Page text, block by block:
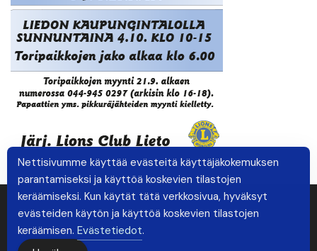
Nettisivumme käyttää evästeitä käyttäjäkokemuksen
parantamiseksi ja käyttöä koskevien tilastojen
keräämiseksi. Kun käytät tätä verkkosivua, hyväksyt
evästeiden käytön ja käyttöä koskevien tilastojen
keräämisen. Evästetiedot.